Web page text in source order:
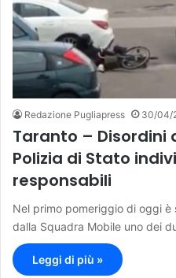
Redazione Pugliapress 30/04/
Taranto – Disordini
Polizia di Stato
responsabili
Nel primo pomeriggio di oggi
dalla Squadra Mobile uno dei
Leggi di più »